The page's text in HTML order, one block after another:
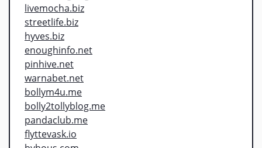
livemocha.biz
streetlife.biz
hyves.biz
enoughinfo.net
pinhive.net
warnabet.net
bollym4u.me
bolly2tollyblog.me
pandaclub.me
flyttevask.io